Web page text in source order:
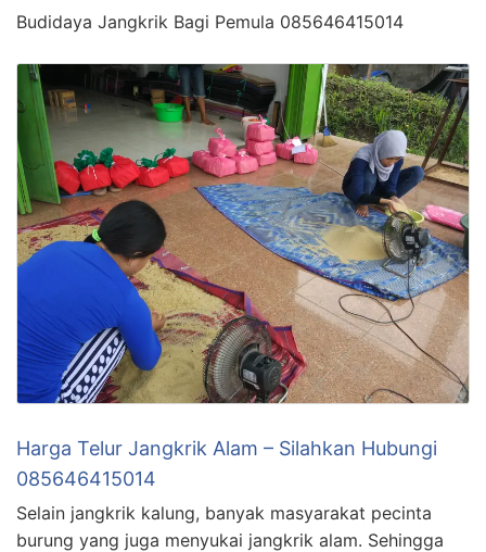
Budidaya Jangkrik Bagi Pemula 085646415014
Harga Telur Jangkrik Alam – Silahkan Hubungi
085646415014
Selain jangkrik kalung, banyak masyarakat pecinta
burung yang juga menyukai jangkrik alam. Sehingga